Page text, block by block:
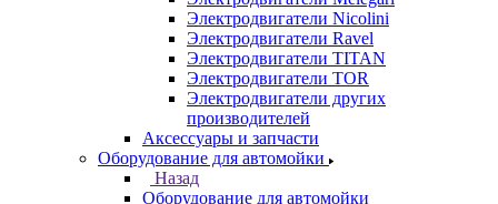
Электродвигатели Nicolini
Электродвигатели Ravel
Электродвигатели TITAN
Электродвигатели TOR
Электродвигатели других
производителей
Аксессуары и запчасти
Оборудование для автомойки
Назад
Оборудование для автомойки